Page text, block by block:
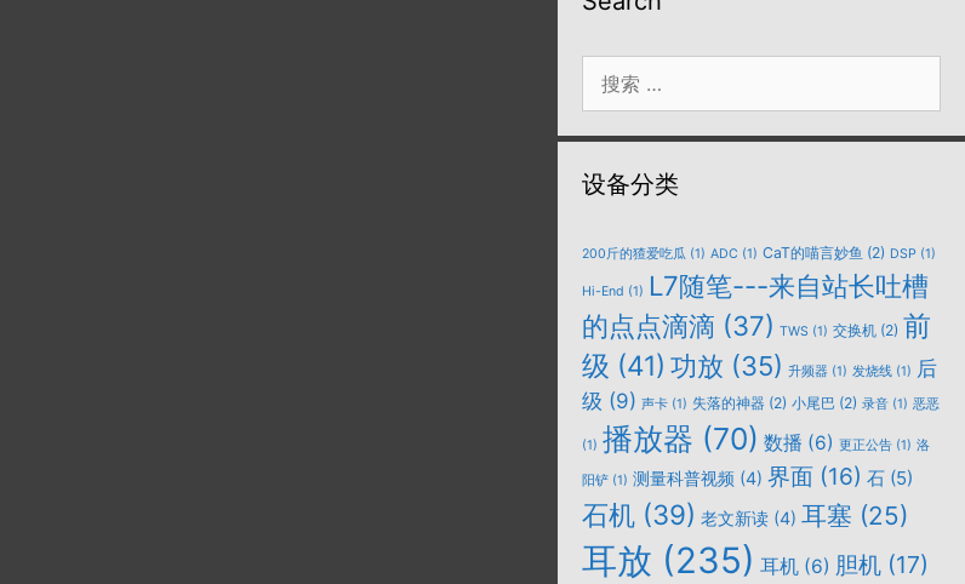
索：
设备分类
200斤的猹爱吃瓜 (1) ADC (1) CaT的喵言妙鱼 (2) DSP (1)
Hi-End (1) L7随笔---来自站长吐槽
的点点滴滴 (37) TWS (1) 交换机 (2) 前
级 (41) 功放 (35) 升频器 (1) 发烧线 (1) 后
级 (9) 声卡 (1) 失落的神器 (2) 小尾巴 (2) 录音 (1) 恶恶
(1) 播放器 (70) 数播 (6) 更正公告 (1) 洛
阳铲 (1) 测量科普视频 (4) 界面 (16) 石 (5)
石机 (39) 老文新读 (4) 耳塞 (25)
耳放 (235) 耳机 (6) 胆机 (17)